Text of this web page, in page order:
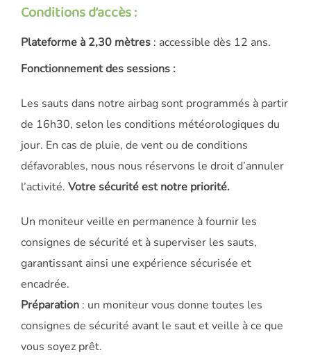
Conditions d’accès :
Plateforme à 2,30 mètres : accessible dès 12 ans.
Fonctionnement des sessions :
Les sauts dans notre airbag sont programmés à partir
de 16h30, selon les conditions météorologiques du
jour. En cas de pluie, de vent ou de conditions
défavorables, nous nous réservons le droit d’annuler
l’activité. Votre sécurité est notre priorité.
Un moniteur veille en permanence à fournir les
consignes de sécurité et à superviser les sauts,
garantissant ainsi une expérience sécurisée et
encadrée.
Préparation : un moniteur vous donne toutes les
consignes de sécurité avant le saut et veille à ce que
vous soyez prêt.